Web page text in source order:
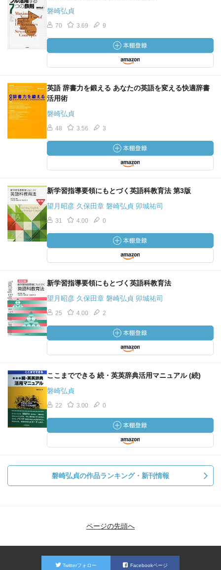
磐崎弘貞
70 3.69 9
英語 辞書力を鍛える あなたの英語を変える快適辞書
活用術
磐崎弘貞
48 3.56 3
新学習指導要領にもとづく英語科教育法 第3版
望月昭彦 久保田章 磐崎弘貞 卯城祐司
31 4.00 0
新学習指導要領にもとづく英語科教育法
望月昭彦 久保田章 磐崎弘貞 卯城祐司
25 4.00 2
ここまでできる 続・英英辞典活用マニュアル (続)
磐崎弘貞
22 3.00 0
磐崎弘貞の作品ランキング・新刊情報
ページの先頭へ
Twitterフォロー Facebookページ